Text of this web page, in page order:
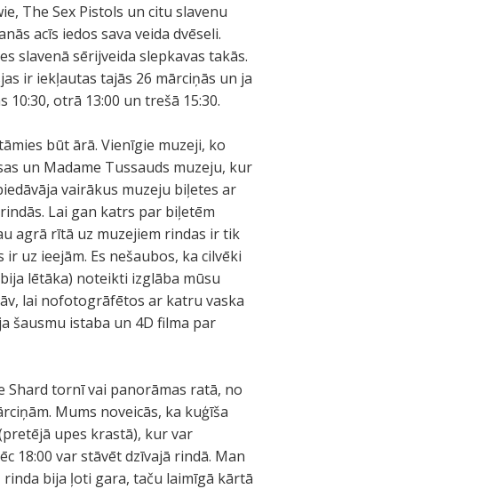
The Sex Pistols un citu slavenu
acīs iedos sava veida dvēseli.
slavenā sērijveida slepkavas takās.
ir iekļautas tajās 26 mārciņās un ja
otrā 13:00 un trešā 15:30.
būt ārā. Vienīgie muzeji, ko
un Madame Tussauds muzeju, kur
vairākus muzeju biļetes ar
Lai gan katrs par biļetēm
agrā rītā uz muzejiem rindas ir tik
uz ieejām. Es nešaubos, ka cilvēki
lētāka) noteikti izglāba mūsu
lai nofotogrāfētos ar katru vaska
šausmu istaba un 4D filma par
Shard tornī vai panorāmas ratā, no
Mums noveicās, ka kuģīša
upes krastā), kur var
18:00 var stāvēt dzīvajā rindā. Man
rinda bija ļoti gara, taču laimīgā kārtā